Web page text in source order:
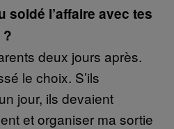
soldé l’affaire avec tes
?
deux jours après.
le choix. S’ils
jour, ils devaient
et organiser ma sortie